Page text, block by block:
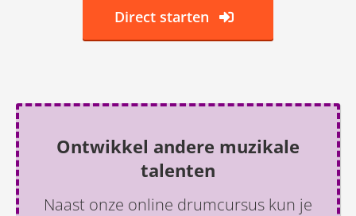
Direct starten
Ontwikkel andere muzikale
talenten
Naast onze online drumcursus kun je